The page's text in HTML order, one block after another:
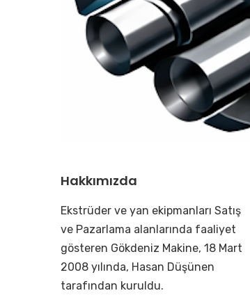
Hakkımızda
Ekstrüder ve yan ekipmanları Satış
ve Pazarlama alanlarında faaliyet
gösteren Gökdeniz Makine, 18 Mart
2008 yılında, Hasan Düşünen
tarafından kuruldu.